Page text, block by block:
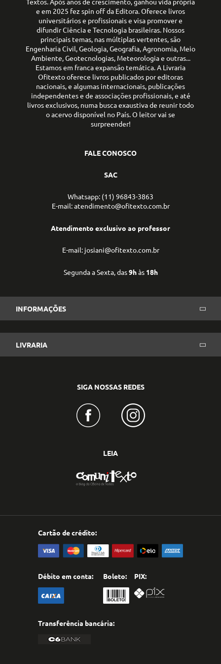
e em 2025 fez spin off da Editora. Oferece livros
universitários e profissionais e visa promover e
difundir Ciência e Tecnologia brasileiras. Nossos
principais temas, nas múltiplas vertentes, são
Engenharia Civil, Geologia, Geografia, Agronomia, Meio
Ambiente, Geotecnologias, Meteorologia e outras...
Estamos em franca expansão temática. A Livraria
Ofitexto oferece livros publicados por editoras
nacionais, e algumas internacionais, publicações
independentes e de associações profissionais, e até
livros exclusivos, numa busca exaustiva de reunir todo
o acervo disponível no País. O leitor vai se
surpreender!
FALE CONOSCO
SAC
Whatsapp: (11) 96843-3863
E-mail: atendimento@ofitexto.com.br
Atendimento exclusivo ao professor
E-mail: josiani@ofitexto.com.br
Segunda a Sexta, das9hàs 18h
INFORMAÇÕES
LIVRARIA
SIGA NOSSAS REDES
LEIA
Cartão de crédito:
Débito em conta: Boleto: PIX:
Transferência bancária: